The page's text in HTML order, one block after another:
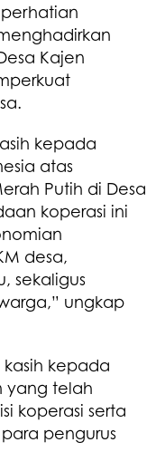
Kajen
kepada
atas
Putih di Desa
koperasi ini
desa,
sekaligus
ungkap
kepada
yang telah
koperasi serta
pengurus